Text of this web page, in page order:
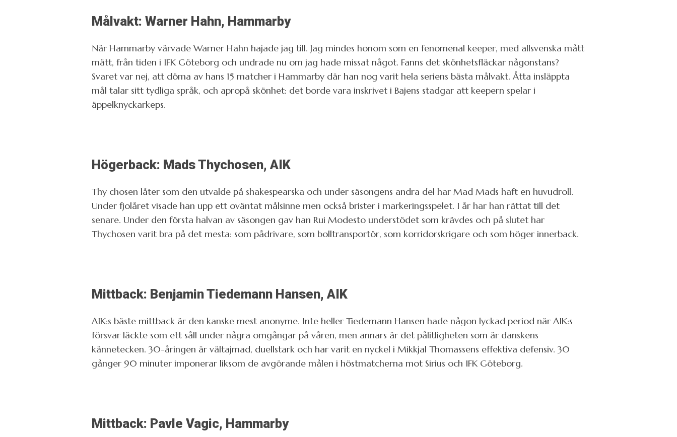
Målvakt: Warner Hahn, Hammarby
När Hammarby värvade Warner Hahn hajade jag till. Jag mindes honom som en fenomenal keeper, med allsvenska mått
mätt, från tiden i IFK Göteborg och undrade nu om jag hade missat något. Fanns det skönhetsfläckar någonstans?
Svaret var nej, att döma av hans 15 matcher i Hammarby där han nog varit hela seriens bästa målvakt. Åtta insläppta
mål talar sitt tydliga språk, och apropå skönhet: det borde vara inskrivet i Bajens stadgar att keepern spelar i
äppelknyckarkeps.
Högerback: Mads Thychosen, AIK
Thy chosen låter som den utvalde på shakespearska och under säsongens andra del har Mad Mads haft en huvudroll.
Under fjolåret visade han upp ett oväntat målsinne men också brister i markeringsspelet. I år har han rättat till det
senare. Under den första halvan av säsongen gav han Rui Modesto understödet som krävdes och på slutet har
Thychosen varit bra på det mesta: som pådrivare, som bolltransportör, som korridorskrigare och som höger innerback.
Mittback: Benjamin Tiedemann Hansen, AIK
AIK:s bäste mittback är den kanske mest anonyme. Inte heller Tiedemann Hansen hade någon lyckad period när AIK:s
försvar läckte som ett såll under några omgångar på våren, men annars är det pålitligheten som är danskens
kännetecken. 30-åringen är vältajmad, duellstark och har varit en nyckel i Mikkjal Thomassens effektiva defensiv. 30
gånger 90 minuter imponerar liksom de avgörande målen i höstmatcherna mot Sirius och IFK Göteborg.
Mittback: Pavle Vagic, Hammarby